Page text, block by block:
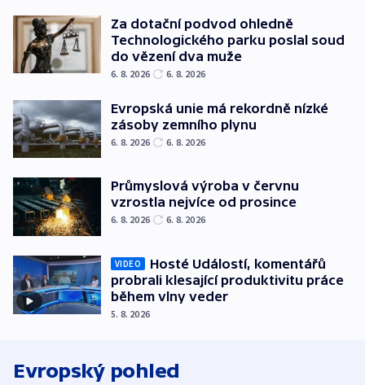
Za dotační podvod ohledně
Technologického parku poslal soud
do vězení dva muže
6. 8. 2026 6. 8. 2026
Evropská unie má rekordně nízké
zásoby zemního plynu
6. 8. 2026 6. 8. 2026
Průmyslová výroba v červnu
vzrostla nejvíce od prosince
6. 8. 2026 6. 8. 2026
VIDEO
Hosté Událostí, komentářů
probrali klesající produktivitu práce
během vlny veder
5. 8. 2026
Evropský pohled